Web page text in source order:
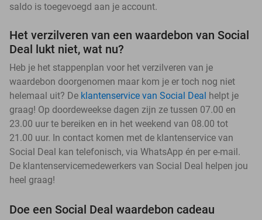
saldo is toegevoegd aan je account.
Het verzilveren van een waardebon van Social
Deal lukt niet, wat nu?
Heb je het stappenplan voor het verzilveren van je
waardebon doorgenomen maar kom je er toch nog niet
helemaal uit? De klantenservice van Social Deal helpt je
graag! Op doordeweekse dagen zijn ze tussen 07.00 en
23.00 uur te bereiken en in het weekend van 08.00 tot
21.00 uur. In contact komen met de klantenservice van
Social Deal kan telefonisch, via WhatsApp én per e-mail.
De klantenservicemedewerkers van Social Deal helpen jou
heel graag!
Doe een Social Deal waardebon cadeau